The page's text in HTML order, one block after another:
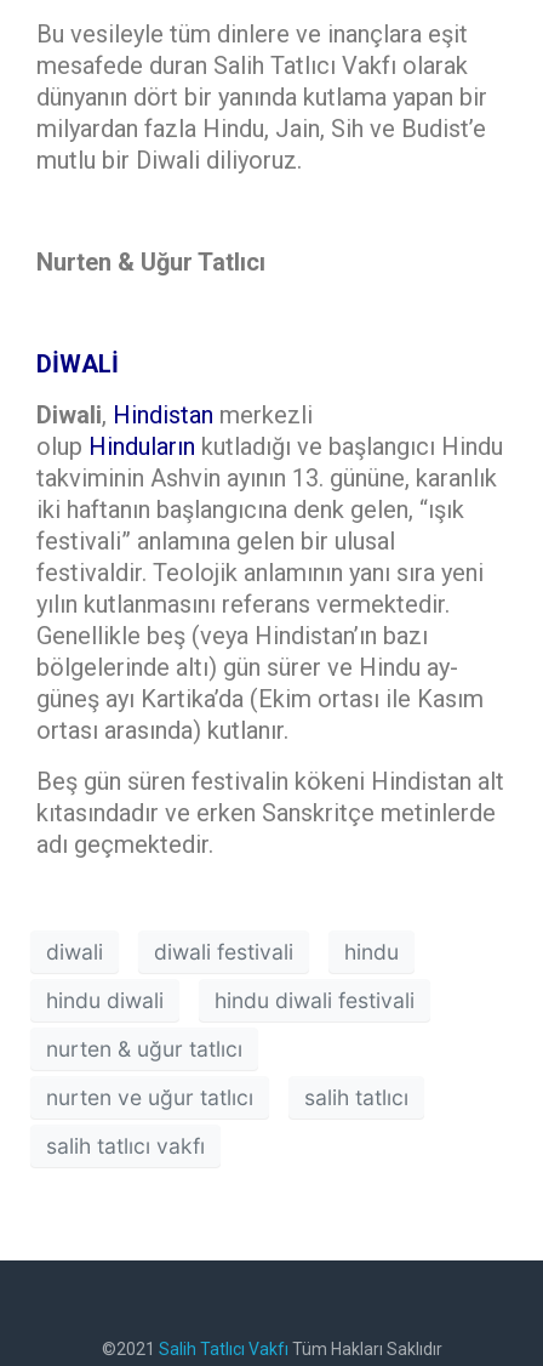
Bu vesileyle tüm dinlere ve inançlara eşit
mesafede duran Salih Tatlıcı Vakfı olarak
dünyanın dört bir yanında kutlama yapan bir
milyardan fazla Hindu, Jain, Sih ve Budist’e
mutlu bir Diwali diliyoruz.
Nurten & Uğur Tatlıcı
DİWALİ
Diwali, Hindistan merkezli
olup Hinduların kutladığı ve başlangıcı Hindu
takviminin Ashvin ayının 13. gününe, karanlık
iki haftanın başlangıcına denk gelen, “ışık
festivali” anlamına gelen bir ulusal
festivaldir. Teolojik anlamının yanı sıra yeni
yılın kutlanmasını referans vermektedir.
Genellikle beş (veya Hindistan’ın bazı
bölgelerinde altı) gün sürer ve Hindu ay-
güneş ayı Kartika’da (Ekim ortası ile Kasım
ortası arasında) kutlanır.
Beş gün süren festivalin kökeni Hindistan alt
kıtasındadır ve erken Sanskritçe metinlerde
adı geçmektedir.
diwali diwali festivali
hindu
hindu diwali
hindu diwali festivali
nurten & uğur tatlıcı
nurten ve uğur tatlıcı
salih tatlıcı
salih tatlıcı vakfı
©2021 Salih Tatlıcı Vakfı Tüm Hakları Saklıdır